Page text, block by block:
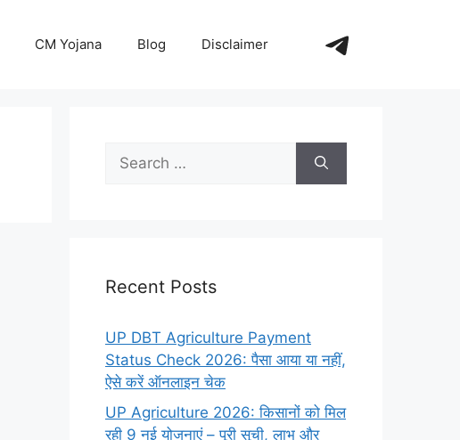
CM Yojana Blog Disclaimer https://t.me/
Search
for:
Recent Posts
UP DBT Agriculture Payment
Status Check 2026: पैसा आया या नहीं,
ऐसे करें ऑनलाइन चेक
UP Agriculture 2026: किसानों को मिल
रही 9 नई योजनाएं – पूरी सूची, लाभ और